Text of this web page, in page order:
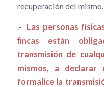
recuperación del mismo.
.- Las personas
fincas están
transmisión de
mismos, a
formalice la